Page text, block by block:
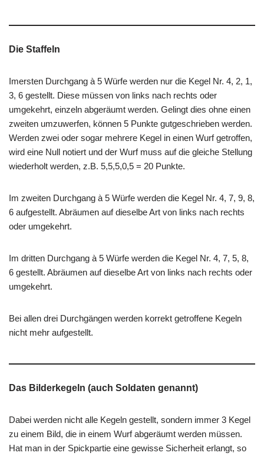
Die Staffeln
Imersten Durchgang à 5 Würfe werden nur die Kegel Nr. 4, 2, 1,
3, 6 gestellt. Diese müssen von links nach rechts oder
umgekehrt, einzeln abgeräumt werden. Gelingt dies ohne einen
zweiten umzuwerfen, können 5 Punkte gutgeschrieben werden.
Werden zwei oder sogar mehrere Kegel in einen Wurf getroffen,
wird eine Null notiert und der Wurf muss auf die gleiche Stellung
wiederholt werden, z.B. 5,5,5,0,5 = 20 Punkte.
Im zweiten Durchgang à 5 Würfe werden die Kegel Nr. 4, 7, 9, 8,
6 aufgestellt. Abräumen auf dieselbe Art von links nach rechts
oder umgekehrt.
Im dritten Durchgang à 5 Würfe werden die Kegel Nr. 4, 7, 5, 8,
6 gestellt. Abräumen auf dieselbe Art von links nach rechts oder
umgekehrt.
Bei allen drei Durchgängen werden korrekt getroffene Kegeln
nicht mehr aufgestellt.
Das Bilderkegeln (auch Soldaten genannt)
Dabei werden nicht alle Kegeln gestellt, sondern immer 3 Kegel
zu einem Bild, die in einem Wurf abgeräumt werden müssen.
Hat man in der Spickpartie eine gewisse Sicherheit erlangt, so